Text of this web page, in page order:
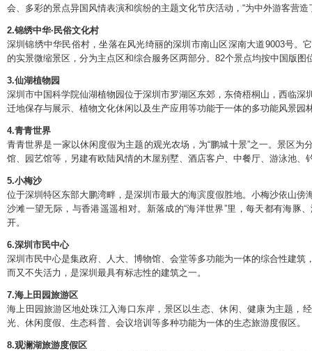
会、多彩的景点异国风情表演和缤纷的主题文化节庆活动，“为中外游客营造
2.锦绣中华·民俗文化村
深圳锦绣中华民俗村，坐落在风光绮丽的深圳市南山区深南大道9003号。
的实景微缩景区，分为主点区和综合服务区两部分。82个景点均按中国版图
3.仙湖植物园
深圳市中国科学院仙湖植物园位于深圳市罗湖区东郊，东倚梧桐山，西临深
迁地保存与展示、植物文化休闲以及生产应用等功能于一体的多功能风景园
4.青青世界
青青世界是一家以休闲度假为主题的观光农场，为“鹏城十景”之一。景区为
馆、园艺馆等，另建有欧陆风情的木屋别墅、酒店客户、中餐厅、游泳池、
5.小梅沙
位于深圳特区东部大鹏湾畔，是深圳市最大的海滨度假胜地。小梅沙依山傍
沙滩一望无际，与香港遥遥相对。新落成的“海洋世界”里，每天都有海豚
开。
6.深圳市民中心
深圳市民中心是集政府、人大、博物馆、会堂等多功能为一体的综合性建筑
而又不失活力，是深圳最具有标志性的建筑之一。
7.海上田园旅游区
海上田园旅游区地处珠江入海口东岸，景区以生态、休闲、健康为主题，
光、休闲度假、生态科普、会议培训等多种功能为一体的生态旅游度假区。
8.观澜湖旅游度假区